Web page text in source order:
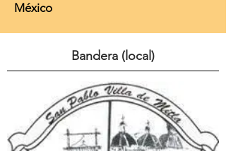
México
Bandera (local)